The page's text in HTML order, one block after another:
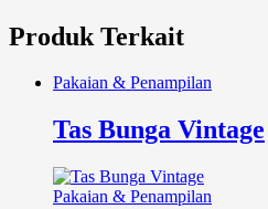
Produk Terkait
Pakaian & Penampilan
Tas Bunga Vintage
Pakaian & Penampilan